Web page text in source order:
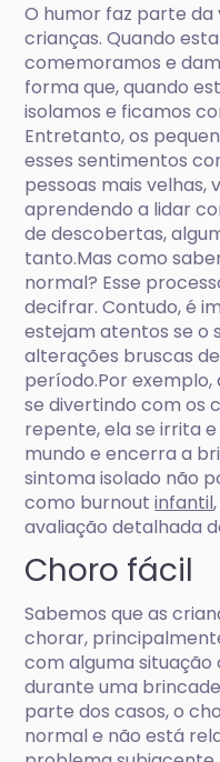
O humor faz parte da
crianças. Quando
comemoramos e
forma que, quando
isolamos e ficamos
Entretanto, os
esses sentimentos
pessoas mais velhas,
aprendendo a lidar
de descobertas,
tanto.Mas como
normal? Esse
decifrar. Contudo, é
estejam atentos se o
alterações bruscas
período.Por
se divertindo com os
repente, ela se irrita
mundo e encerra a
sintoma isolado não
como burnoutinfantil
avaliação detalhada
Choro fácil
Sabemos que as
chorar,
com alguma situação
durante uma
parte dos casos, o
normal e não está